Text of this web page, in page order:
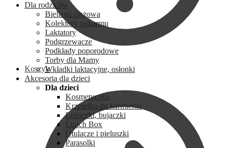
Koszyk
Dla rodziców
Bielizna ciążowa
Kolektory pokarmu
Laktatory
Podgrzewacze
Podkłady poporodowe
Torby dla Mamy
Wkładki laktacyjne, osłonki
Akcesoria dla dzieci
Dla dzieci
Kosmetyczka
Krzesełka do karmienia
Leżaczki, bujaczki
Lunch Box
Otulacze i pieluszki
Parasolki